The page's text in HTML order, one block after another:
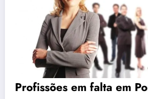
Profissões em falta em